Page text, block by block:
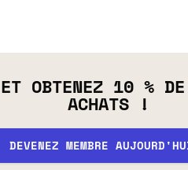
ET OBTENEZ 10 %
ACHATS !
DEVENEZ MEMBRE